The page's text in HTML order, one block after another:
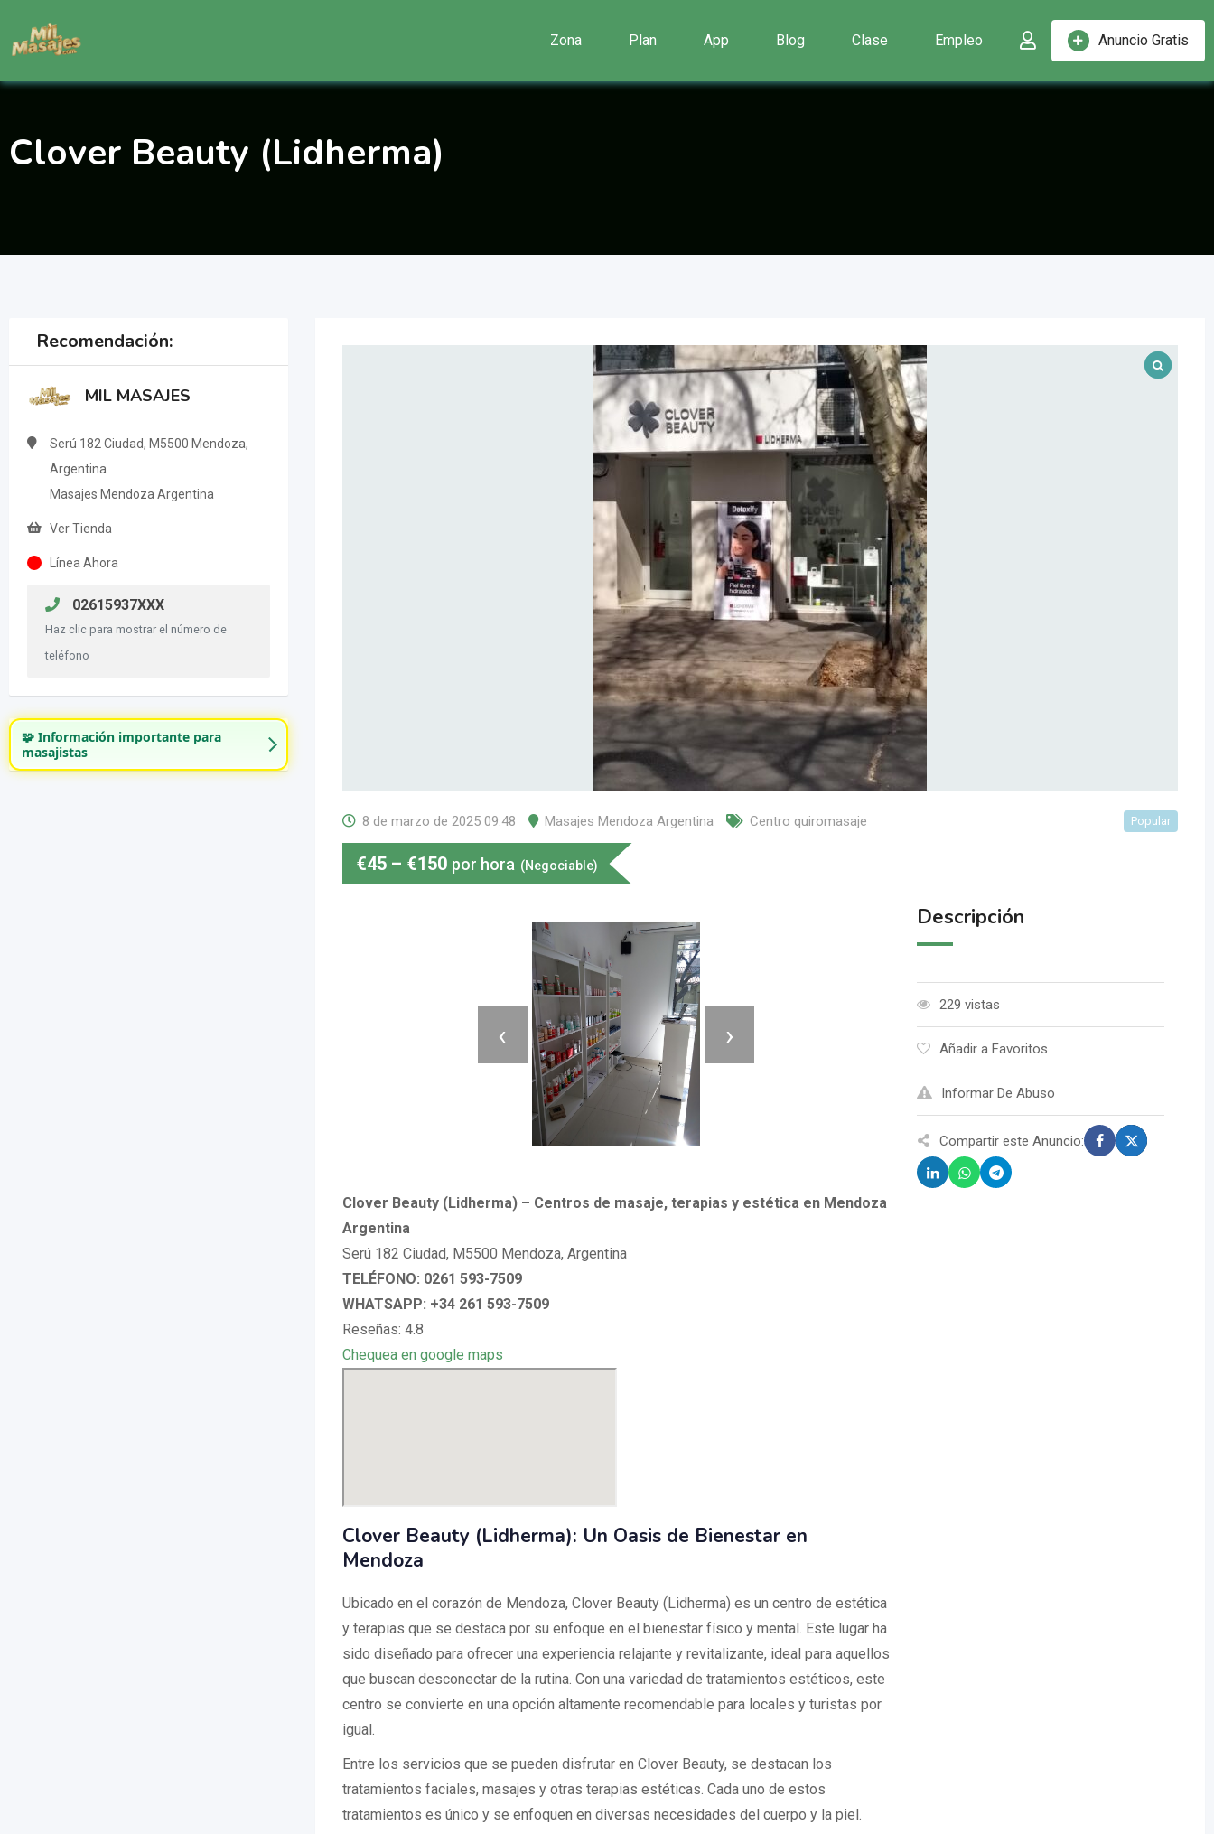
contenido
Anuncio Gratis
Zona Plan App Blog Clase Empleo
Clover Beauty (Lidherma)
Recomendación:
MIL MASAJES
Serú 182 Ciudad, M5500 Mendoza,
Argentina
Masajes Mendoza Argentina
Ver Tienda
Línea Ahora
02615937XXX
Haz clic para mostrar el número de
teléfono
🧩 Información importante para
masajistas
8 de marzo de 2025 09:48 Masajes Mendoza Argentina Centro quiromasaje Popular
€45 – €150 por hora (Negociable)
‹ ›
Clover Beauty (Lidherma) – Centros de masaje, terapias y estética en Mendoza
Argentina
Serú 182 Ciudad, M5500 Mendoza, Argentina
TELÉFONO: 0261 593-7509
WHATSAPP: +34 261 593-7509
Reseñas: 4.8
Chequea en google maps
Clover Beauty (Lidherma): Un Oasis de Bienestar en
Mendoza
Ubicado en el corazón de Mendoza, Clover Beauty (Lidherma) es un centro de estética
y terapias que se destaca por su enfoque en el bienestar físico y mental. Este lugar ha
sido diseñado para ofrecer una experiencia relajante y revitalizante, ideal para aquellos
que buscan desconectar de la rutina. Con una variedad de tratamientos estéticos, este
centro se convierte en una opción altamente recomendable para locales y turistas por
igual.
Entre los servicios que se pueden disfrutar en Clover Beauty, se destacan los
tratamientos faciales, masajes y otras terapias estéticas. Cada uno de estos
tratamientos es único y se enfoquen en diversas necesidades del cuerpo y la piel.
Descripción
229 vistas
Añadir a Favoritos
Informar De Abuso
Compartir este Anuncio: